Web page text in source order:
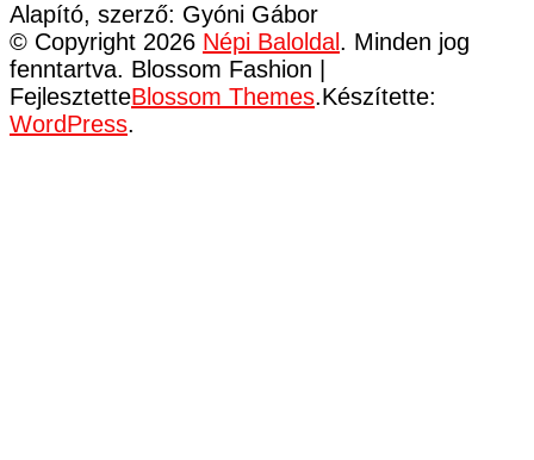
Alapító, szerző: Gyóni Gábor
© Copyright 2026 Népi Baloldal . Minden jog
fenntartva. Blossom Fashion |
FejlesztetteBlossom Themes.Készítette:
WordPress.